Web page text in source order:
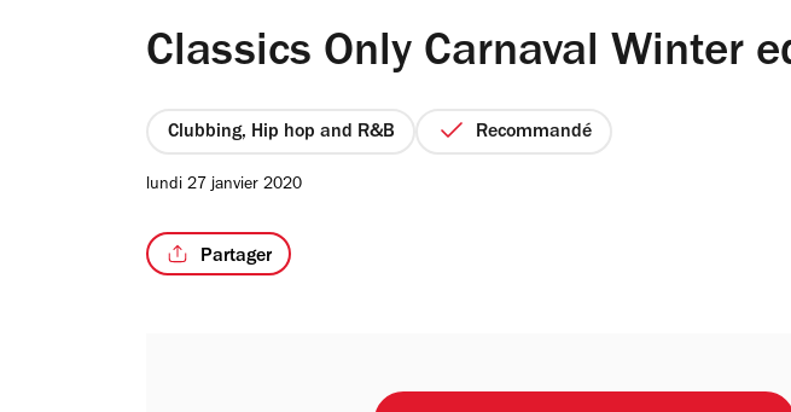
Classics Only Carnaval Winter
Clubbing, Hip hop and R&B Recommandé
lundi 27 janvier 2020
Partager